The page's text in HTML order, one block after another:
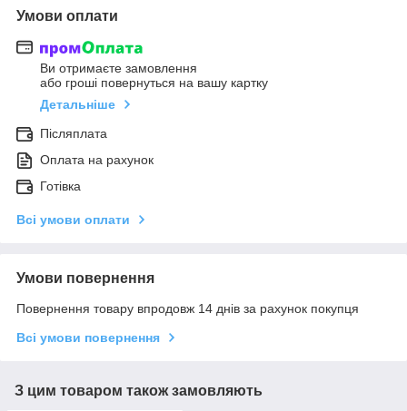
Умови оплати
Ви отримаєте замовлення
або гроші повернуться на вашу картку
Детальніше
Післяплата
Оплата на рахунок
Готівка
Всі умови оплати
Умови повернення
Повернення товару впродовж 14 днів за рахунок покупця
Всі умови повернення
З цим товаром також замовляють